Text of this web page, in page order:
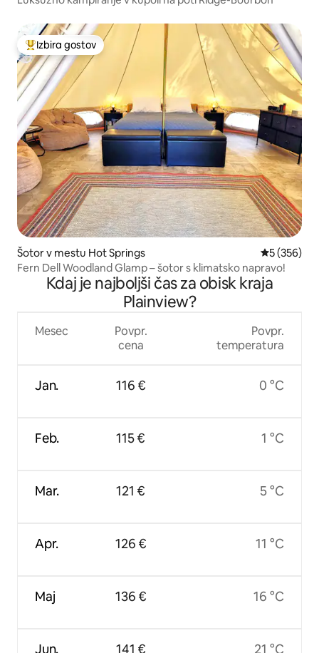
Najbolj priljubljena prenočišča z značko »Izbira gostov«
Izbira gostov
Šotor v mestu Hot Springs Povprečna
5 (356)
Fern Dell Woodland Glamp – šotor s klimatsko napravo!
Kdaj je najboljši čas za obisk kraja
Plainview?
Mesec
Jan.
Feb.
Mar.
Apr.
Maj
Jun.
Povpr.
cena
116 €
115 €
121 €
126 €
136 €
141 €
Povpr.
temperatura
0 °C
1 °C
5 °C
11 °C
16 °C
21 °C